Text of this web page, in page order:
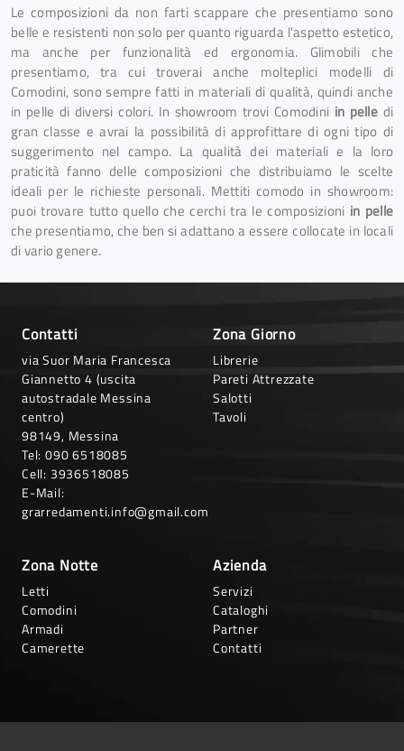
Le composizioni da non farti scappare che presentiamo sono
belle e resistenti non solo per quanto riguarda l'aspetto estetico,
ma anche per funzionalità ed ergonomia. Glimobili che
presentiamo, tra cui troverai anche molteplici modelli di
Comodini, sono sempre fatti in materiali di qualità, quindi anche
in pelle di diversi colori. In showroom trovi Comodini in pelledi
gran classe e avrai la possibilità di approfittare di ogni tipo di
suggerimento nel campo. La qualità dei materiali e la loro
praticità fanno delle composizioni che distribuiamo le scelte
ideali per le richieste personali. Mettiti comodo in showroom:
puoi trovare tutto quello che cerchi tra le composizioni in pelle
che presentiamo, che ben si adattano a essere collocate in locali
di vario genere.
Contatti
via Suor Maria Francesca
Giannetto 4 (uscita
autostradale Messina
centro)
98149, Messina
Tel: 090 6518085
Cell: 3936518085
E-Mail:
grarredamenti.info@gmail.com
Zona Giorno
Librerie
Pareti Attrezzate
Salotti
Tavoli
Zona Notte
Letti
Comodini
Armadi
Camerette
Azienda
Servizi
Cataloghi
Partner
Contatti